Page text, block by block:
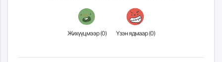
Жихүүцмээр (0) Үзэн ядмаар (0)